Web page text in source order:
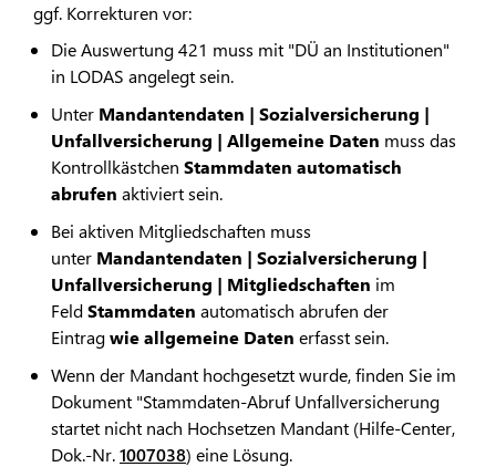
ggf. Korrekturen vor:
Die Auswertung 421 muss mit "DÜ an Institutionen"
in LODAS angelegt sein.
Unter Mandantendaten | Sozialversicherung |
Unfallversicherung | Allgemeine Daten muss das
Kontrollkästchen Stammdaten automatisch
abrufen aktiviert sein.
Bei aktiven Mitgliedschaften muss
unter Mandantendaten | Sozialversicherung |
Unfallversicherung | Mitgliedschaften im
FeldStammdaten automatisch abrufen der
Eintragwie allgemeine Daten erfasst sein.
Wenn der Mandant hochgesetzt wurde, finden Sie im
Dokument "Stammdaten-Abruf Unfallversicherung
startet nicht nach Hochsetzen Mandant (Hilfe-Center,
Dok.-Nr.1007038) eine Lösung.